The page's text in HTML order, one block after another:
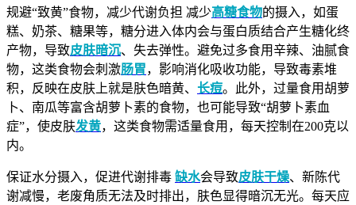
规避“致黄”食物，减少代谢负担 减少高糖食物的摄入，如蛋
糕、奶茶、糖果等，糖分进入体内会与蛋白质结合产生糖化终
产物，导致皮肤暗沉、失去弹性。避免过多食用辛辣、油腻食
物，这类食物会刺激肠胃，影响消化吸收功能，导致毒素堆
积，反映在皮肤上就是肤色暗黄、 长痘。此外，过量食用胡萝
卜、南瓜等富含胡萝卜素的食物，也可能导致“胡萝卜素血
症”，使皮肤发黄，这类食物需适量食用，每天控制在200克以
内。
保证水分摄入，促进代谢排毒 缺水会导致皮肤干燥、新陈代
谢减慢，老废角质无法及时排出，肤色显得暗沉无光。每天应